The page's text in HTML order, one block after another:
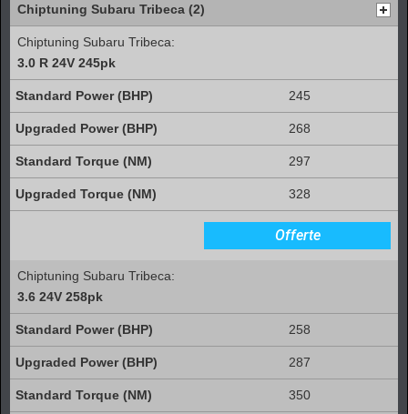
Chiptuning Subaru Tribeca (2)
Chiptuning Subaru Tribeca:
3.0 R 24V 245pk
245
268
297
328
Offerte
Chiptuning Subaru Tribeca:
3.6 24V 258pk
258
287
350